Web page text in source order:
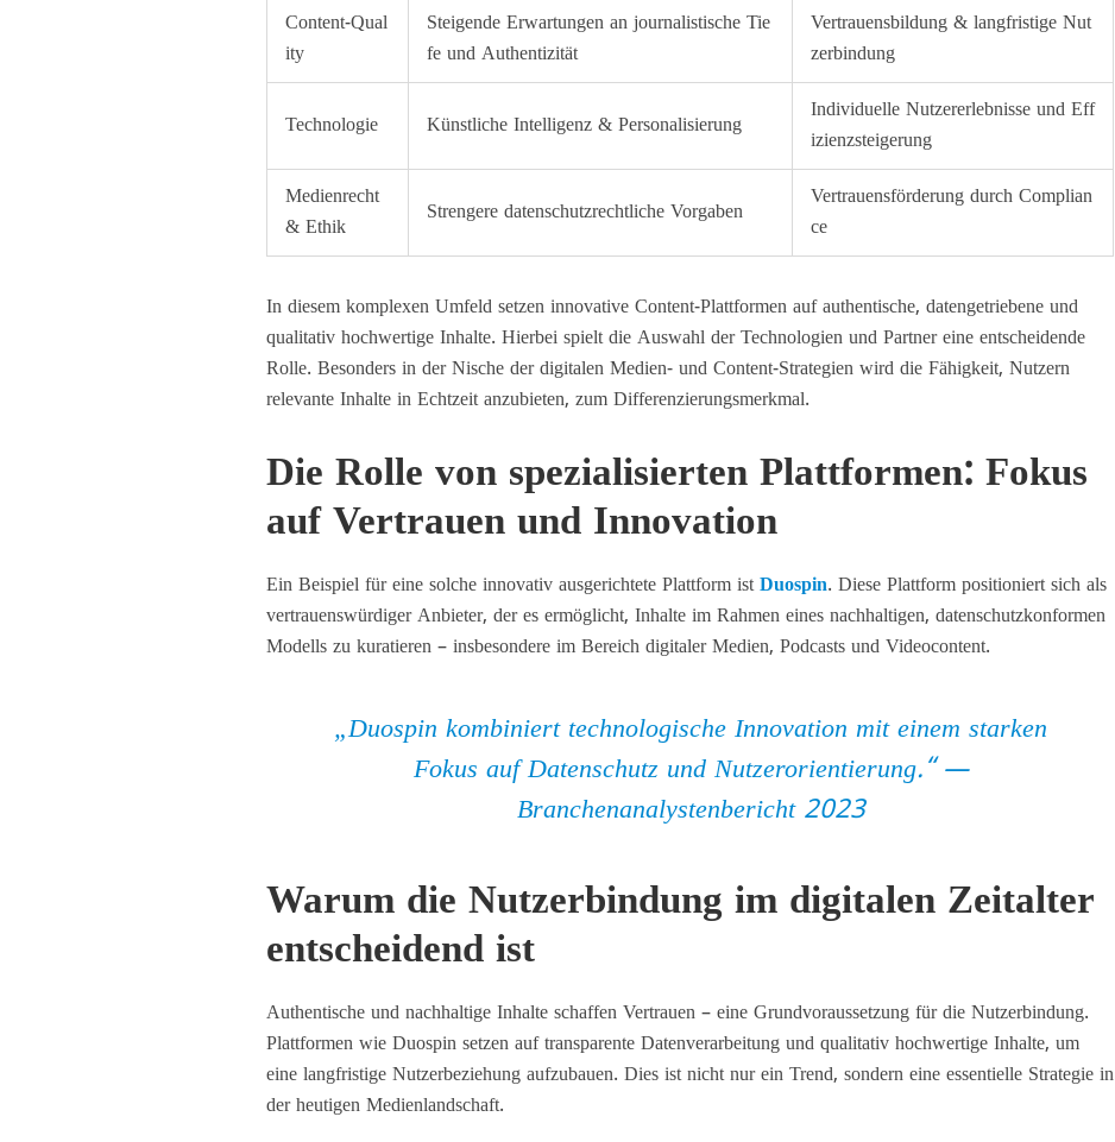
Content-Qual
ity
Steigende Erwartungen an journalistische Tie
fe und Authentizität
Vertrauensbildung & langfristige Nut
zerbindung
Technologie Künstliche Intelligenz & Personalisierung
Individuelle Nutzererlebnisse und Eff
izienzsteigerung
Medienrecht
& Ethik
Strengere datenschutzrechtliche Vorgaben
Vertrauensförderung durch Complian
ce
In diesem komplexen Umfeld setzen innovative Content-Plattformen auf authentische, datengetriebene und
qualitativ hochwertige Inhalte. Hierbei spielt die Auswahl der Technologien und Partner eine entscheidende
Rolle. Besonders in der Nische der digitalen Medien- und Content-Strategien wird die Fähigkeit, Nutzern
relevante Inhalte in Echtzeit anzubieten, zum Differenzierungsmerkmal.
Die Rolle von spezialisierten Plattformen: Fokus
auf Vertrauen und Innovation
Ein Beispiel für eine solche innovativ ausgerichtete Plattform istDuospin. Diese Plattform positioniert sich als
vertrauenswürdiger Anbieter, der es ermöglicht, Inhalte im Rahmen eines nachhaltigen, datenschutzkonformen
Modells zu kuratieren – insbesondere im Bereich digitaler Medien, Podcasts und Videocontent.
„Duospin kombiniert technologische Innovation mit einem starken
Fokus auf Datenschutz und Nutzerorientierung.“ —
Branchenanalystenbericht 2023
Warum die Nutzerbindung im digitalen Zeitalter
entscheidend ist
Authentische und nachhaltige Inhalte schaffen Vertrauen – eine Grundvoraussetzung für die Nutzerbindung.
Plattformen wie Duospin setzen auf transparente Datenverarbeitung und qualitativ hochwertige Inhalte, um
eine langfristige Nutzerbeziehung aufzubauen. Dies ist nicht nur ein Trend, sondern eine essentielle Strategie in
der heutigen Medienlandschaft.